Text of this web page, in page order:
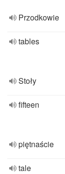
Przodkowie
tables
Stoły
fifteen
piętnaście
tale